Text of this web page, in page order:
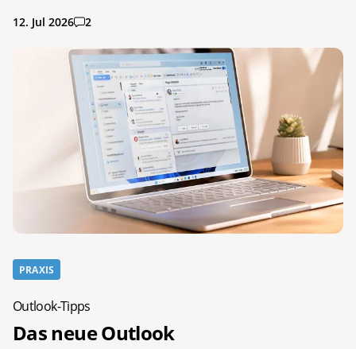
12. Jul 2026 2
PRAXIS
Outlook-Tipps
Das neue Outlook